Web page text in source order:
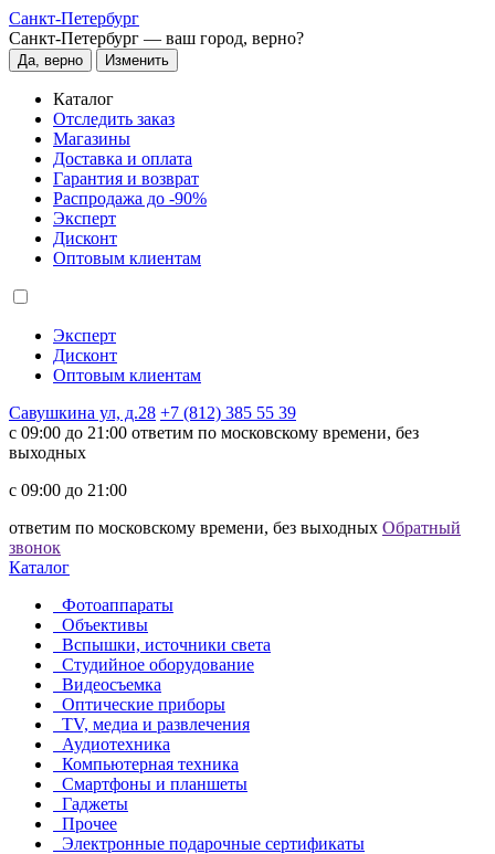
Санкт-Петербург
Санкт-Петербург — ваш город, верно?
Да, верно Изменить
Каталог
Отследить заказ
Магазины
Доставка и оплата
Гарантия и возврат
Распродажа до -90%
Эксперт
Дисконт
Оптовым клиентам
Эксперт
Дисконт
Оптовым клиентам
Савушкина ул, д.28 +7 (812) 385 55 39
c 09:00 до 21:00 ответим по московскому времени, без
выходных
c 09:00 до 21:00
ответим по московскому времени, без выходных Обратный
звонок
Каталог
Фотоаппараты
Объективы
Вспышки, источники света
Студийное оборудование
Видеосъемка
Оптические приборы
TV, медиа и развлечения
Аудиотехника
Компьютерная техника
Смартфоны и планшеты
Гаджеты
Прочее
Электронные подарочные сертификаты